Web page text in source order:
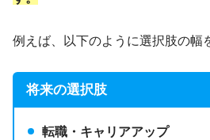
例えば、以下のように選択肢の幅
将来の選択肢
転職・キャリアアップ